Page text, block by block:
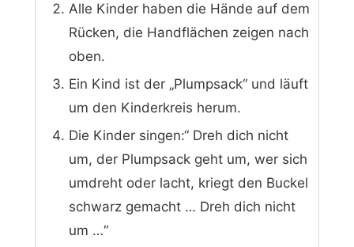
Alle Kinder haben die Hände auf dem
Rücken, die Handflächen zeigen nach
oben.
Ein Kind ist der „Plumpsack“ und läuft
um den Kinderkreis herum.
Die Kinder singen:“ Dreh dich nicht
um, der Plumpsack geht um, wer sich
umdreht oder lacht, kriegt den Buckel
schwarz gemacht … Dreh dich nicht
um …“